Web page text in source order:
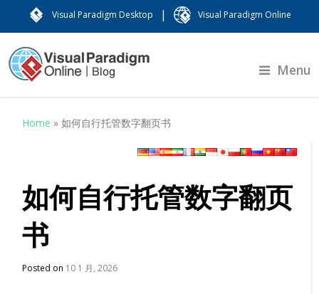
Visual Paradigm Desktop | Visual Paradigm Online
Menu
Home »如何自行托管数字翻页书
如何自行托管数字翻页
书
Posted on 10 1 月, 2026